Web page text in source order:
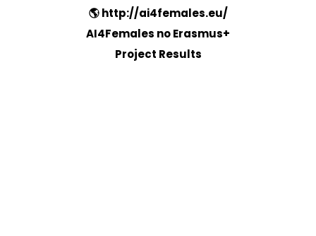
🌎 http://ai4females.eu/
AI4Females no Erasmus+
Project Results